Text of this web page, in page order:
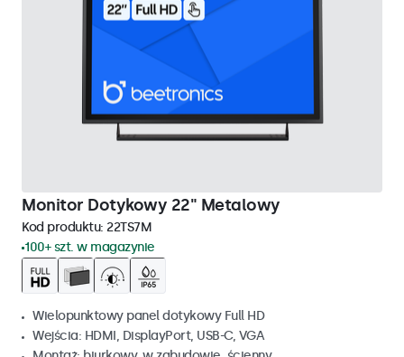
Monitor Dotykowy 22" Metalowy
Kod produktu: 22TS7M
100+ szt. w magazynie
Wielopunktowy panel dotykowy Full HD
Wejścia: HDMI, DisplayPort, USB-C, VGA